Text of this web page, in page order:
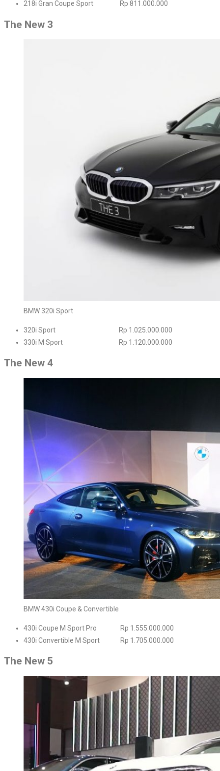
218i Gran Coupe Sport Rp 811.000.000
The New 3
BMW 320i Sport
320i Sport Rp 1.025.000.000
330i M Sport Rp 1.120.000.000
The New 4
BMW 430i Coupe & Convertible
430i Coupe M Sport Pro Rp 1.555.000.000
430i Convertible M Sport Rp 1.705.000.000
The New 5